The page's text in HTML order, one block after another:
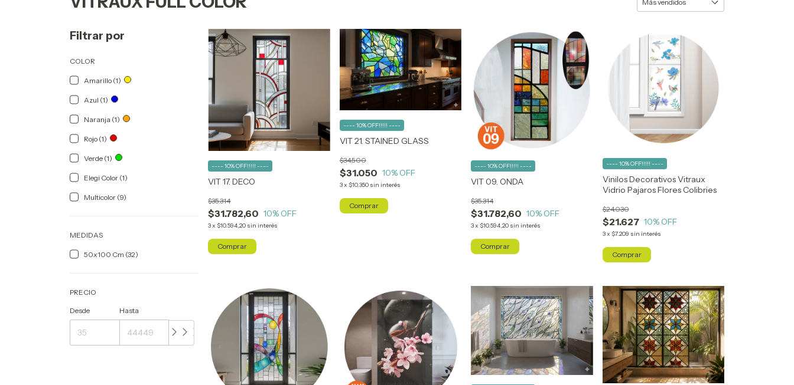
Filtrar por
COLOR
Amarillo (1)
Azul (1)
Naranja (1)
Rojo (1)
Verde (1)
Elegi Color (1)
Multicolor (9)
MEDIDAS
50x100 Cm (32)
PRECIO
Desde Hasta
VIT 17. DECO
$31.782,60
$35.314
10% OFF
3x $10.594,20 sin interés
---- 10% OFF!!!!! ----
Comprar
VIT 21. STAINED GLASS
$31.050
$34.500
10% OFF
3x $10.350 sin interés
---- 10% OFF!!!!! ----
Comprar
VIT 09. ONDA
$31.782,60
$35.314
10% OFF
3x $10.594,20 sin interés
---- 10% OFF!!!!! ----
Comprar
Vinilos Decorativos Vitraux
Vidrio Pajaros Flores Colibries
$21.627
$24.030
10% OFF
3x $7.209 sin interés
---- 10% OFF!!!!! ----
Comprar